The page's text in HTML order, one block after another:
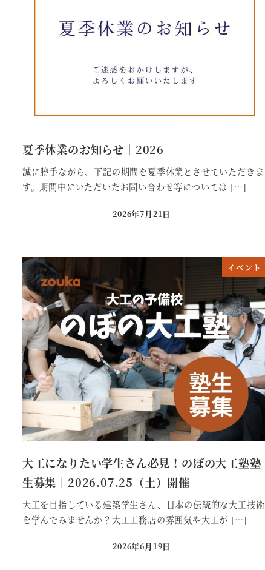
夏季休業のお知らせ｜2026
誠に勝手ながら、下記の期間を夏季休業とさせていただきま
す。期間中にいただいたお問い合わせ等については […]
投稿日
2026年7月21日
イベント
大工になりたい学生さん必見！のぼの大工塾塾
生募集｜2026.07.25（土）開催
大工を目指している建築学生さん、日本の伝統的な大工技術
を学んでみませんか？大工工務店の雰囲気や大工が […]
投稿日
2026年6月19日